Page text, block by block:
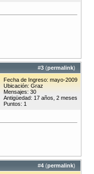
#3 (permalink)
Fecha de Ingreso: mayo-2009
Ubicación: Graz
Mensajes: 30
Antigüedad: 17 años, 2 meses
Puntos: 1
#4 (permalink)